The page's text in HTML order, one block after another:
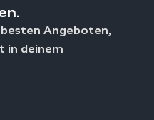
Angeboten,
in deinem